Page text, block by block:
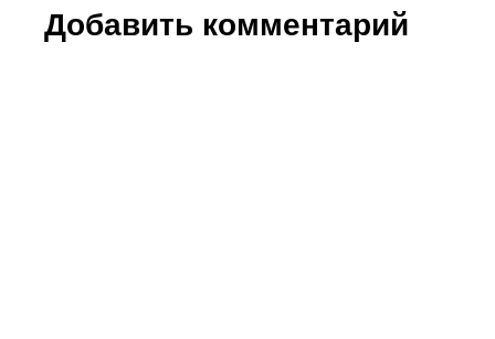
Добавить комментарий